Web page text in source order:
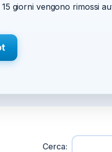
giorni vengono rimossi
Cerca: